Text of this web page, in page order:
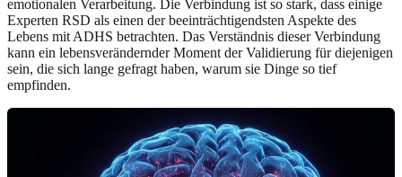
emotionalen Verarbeitung. Die Verbindung ist so stark, dass einige
Experten RSD als einen der beeinträchtigendsten Aspekte des
Lebens mit ADHS betrachten. Das Verständnis dieser Verbindung
kann ein lebensverändernder Moment der Validierung für diejenigen
sein, die sich lange gefragt haben, warum sie Dinge so tief
empfinden.